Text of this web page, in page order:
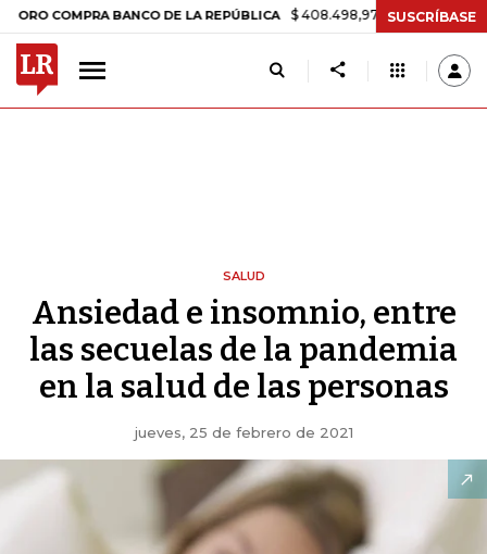
BANCO DE LA REPÚBLICA $ 408.498,97 +$ 8.753,81 +2,19%
SUSCRÍBASE
SALUD
Ansiedad e insomnio, entre
las secuelas de la pandemia
en la salud de las personas
jueves, 25 de febrero de 2021